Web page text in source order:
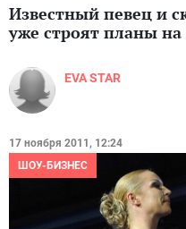
Известный певец и
уже строят планы
EVA STAR
17 ноября 2011, 12:24
ШОУ-БИЗНЕС